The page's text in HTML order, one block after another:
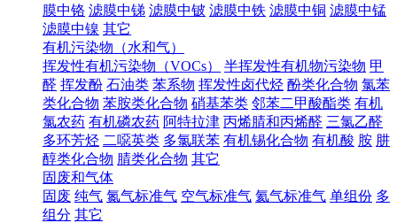
膜中铬 滤膜中锑 滤膜中铍 滤膜中铁 滤膜中铜 滤膜中锰
滤膜中镍 其它
有机污染物（水和气）
挥发性有机污染物（VOCs）
半挥发性有机物污染物 甲
醛 挥发酚 石油类 苯系物 挥发性卤代烃 酚类化合物 氯苯
类化合物 苯胺类化合物 硝基苯类 邻苯二甲酸酯类 有机
氯农药 有机磷农药 阿特拉津 丙烯腈和丙烯醛 三氯乙醛
多环芳烃 二噁英类 多氯联苯 有机锡化合物 有机酸 胺 肼
醇类化合物 腈类化合物 其它
固废和气体
固废 纯气 氮气标准气 空气标准气 氦气标准气 单组份 多
组分 其它